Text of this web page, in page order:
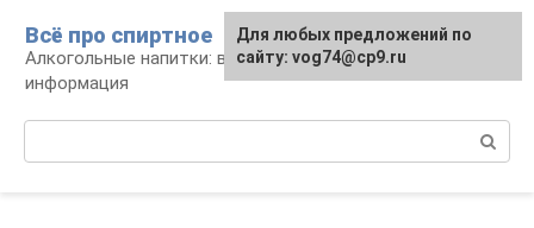
контенту
Всё про спиртное
Алкогольные напитки: виды, рецепты,
информация
Для любых предложений по
сайту: vog74@cp9.ru